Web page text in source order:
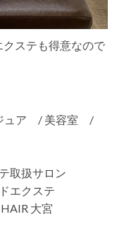
ステも得意なので
ュア / 美容室 /
取扱サロン
エクステ
大宮